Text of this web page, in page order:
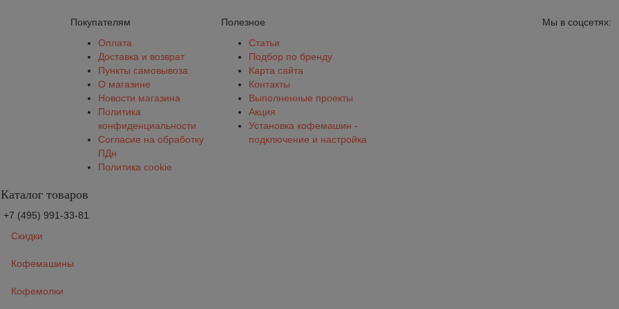
Покупателям
Оплата
Доставка и возврат
Пункты самовывоза
О магазине
Новости магазина
Политика
конфиденциальности
Согласие на обработку
ПДн
Политика cookie
Полезное
Статьи
Подбор по бренду
Карта сайта
Контакты
Выполненные проекты
Акция
Установка кофемашин -
подключение и настройка
Мы в соцсетях:
Каталог товаров
+7 (495) 991-33-81
Скидки
Кофемашины
Кофемолки